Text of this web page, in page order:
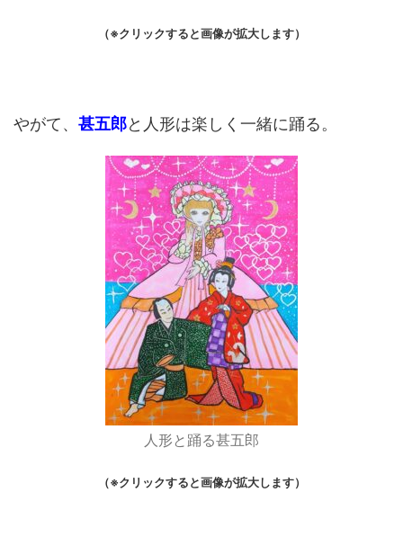
（※クリックすると画像が拡大します）
やがて、 甚五郎と人形は楽しく一緒に踊る。
人形と踊る甚五郎
（※クリックすると画像が拡大します）